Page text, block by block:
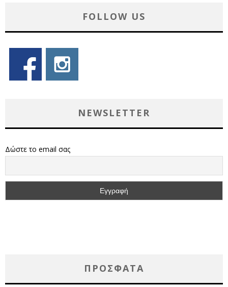
FOLLOW US
NEWSLETTER
Δώστε το email σας
ΠΡΌΣΦΑΤΑ